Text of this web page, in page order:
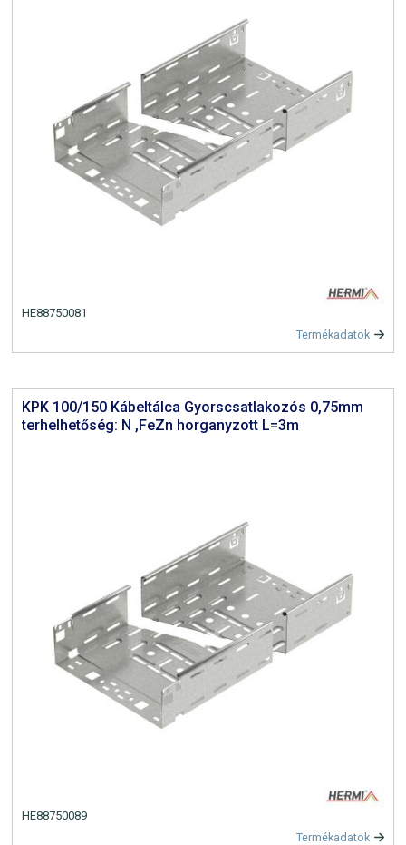
HE88750081
Termékadatok
KPK 100/150 Kábeltálca Gyorscsatlakozós 0,75mm
terhelhetőség: N ,FeZn horganyzott L=3m
HE88750089
Termékadatok